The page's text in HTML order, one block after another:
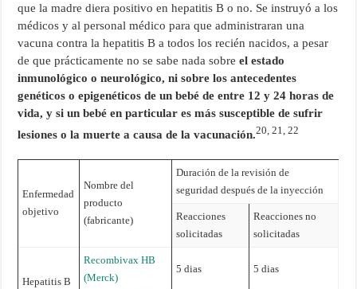
que la madre diera positivo en hepatitis B o no. Se instruyó a los
médicos y al personal médico para que administraran una
vacuna contra la hepatitis B a todos los recién nacidos, a pesar
de que prácticamente no se sabe nada sobre el estado
inmunológico o neurológico, ni sobre los antecedentes
genéticos o epigenéticos de un bebé de entre 12 y 24 horas de
vida, y si un bebé en particular es más susceptible de sufrir
lesiones o la muerte a causa de la vacunación.20, 21, 22
Enfermedad
objetivo
Nombre del
producto
(fabricante)
Duración de la revisión de
seguridad después de la inyección
Reacciones
solicitadas
Reacciones no
solicitadas
Hepatitis B
Recombivax HB
(Merck)
5 dias 5 dias